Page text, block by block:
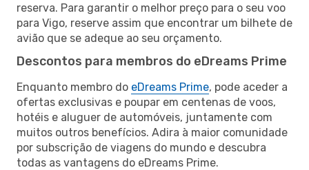
reserva. Para garantir o melhor preço para o seu voo
para Vigo, reserve assim que encontrar um bilhete de
avião que se adeque ao seu orçamento.
Descontos para membros do eDreams Prime
Enquanto membro do eDreams Prime, pode aceder a
ofertas exclusivas e poupar em centenas de voos,
hotéis e aluguer de automóveis, juntamente com
muitos outros benefícios. Adira à maior comunidade
por subscrição de viagens do mundo e descubra
todas as vantagens do eDreams Prime.